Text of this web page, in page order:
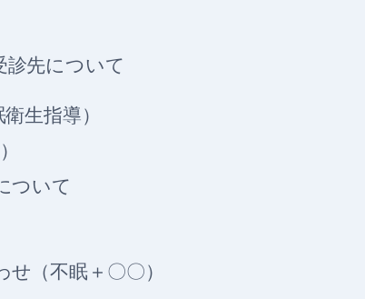
診先について
生指導）
ついて
（不眠＋〇〇）